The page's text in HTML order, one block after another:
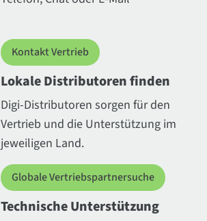
Kontakt Vertrieb
Lokale Distributoren finden
Digi-Distributoren sorgen für den
Vertrieb und die Unterstützung im
jeweiligen Land.
Globale Vertriebspartnersuche
Technische Unterstützung